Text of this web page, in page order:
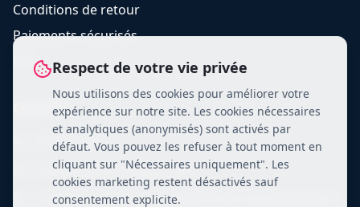
Conditions de retour
Paiements sécurisés
FAQ
Contact
09 88 45 40 15
contact@chromadistri.com
2 AVENUE MARCEL CERDAN 95190 GOUSSAINVILLE
Respect de votre vie privée
Nous utilisons des cookies pour améliorer votre
expérience sur notre site. Les cookies nécessaires
et analytiques (anonymisés) sont activés par
défaut. Vous pouvez les refuser à tout moment en
cliquant sur "Nécessaires uniquement". Les
cookies marketing restent désactivés sauf
consentement explicite.